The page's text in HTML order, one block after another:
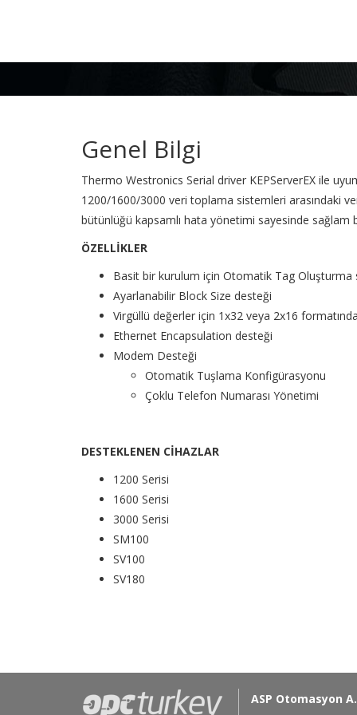
Genel Bilgi
Thermo Westronics Serial driver KEPServerEX ile
1200/1600/3000 veri toplama sistemleri arasındaki
bütünlüğü kapsamlı hata yönetimi sayesinde sağlam
ÖZELLİKLER
Basit bir kurulum için Otomatik Tag Oluşturma
Ayarlanabilir Block Size desteği
Virgüllü değerler için 1x32 veya 2x16
Ethernet Encapsulation desteği
Modem Desteği
Otomatik Tuşlama Konfigürasyonu
Çoklu Telefon Numarası Yönetimi
DESTEKLENEN CİHAZLAR
1200 Serisi
1600 Serisi
3000 Serisi
SM100
SV100
SV180
ASP Otomasyon